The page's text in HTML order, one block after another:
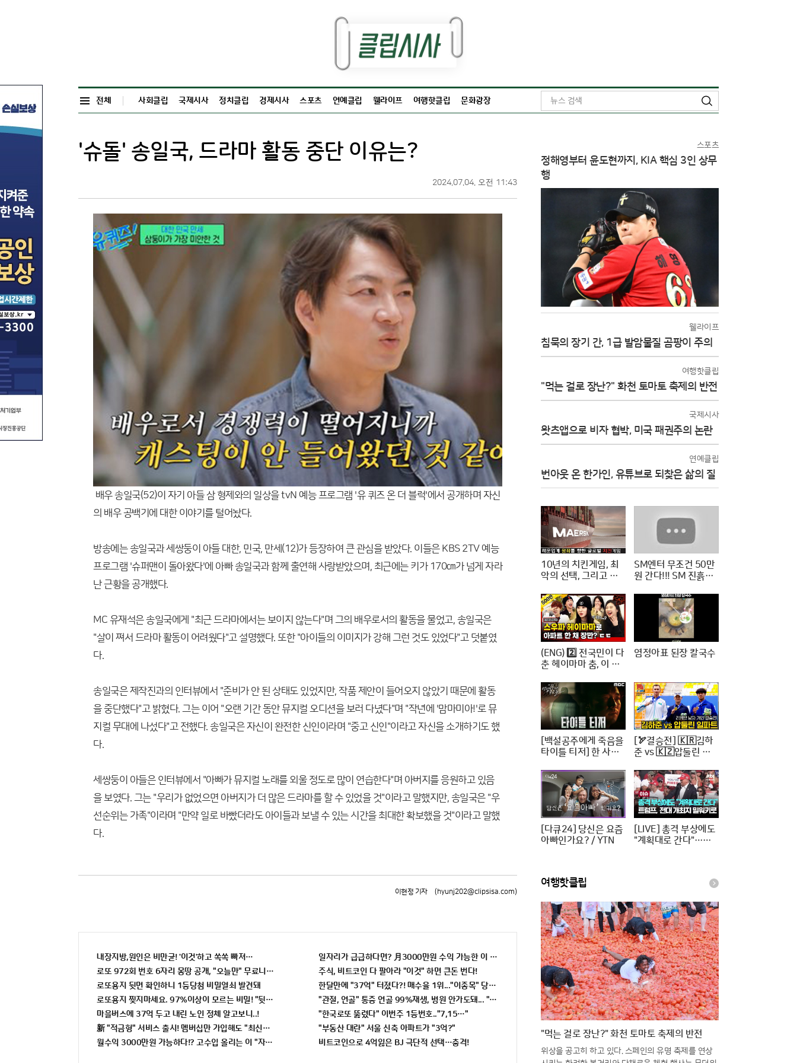
검
색
전체 사회클립 국제시사 정치클립 경제시사 스포츠 연예클립 웰라이프 여행핫클립 문화광장
'슈돌' 송일국, 드라마 활동 중단 이유는?
2024.07.04. 오전 11:43
배우 송일국(52)이 자기 아들 삼 형제와의 일상을 tvN 예능 프로그램 '유 퀴즈 온 더 블럭'에서 공개하며 자신
의 배우 공백기에 대한 이야기를 털어놨다.
방송에는 송일국과 세쌍둥이 아들 대한, 민국, 만세(12)가 등장하여 큰 관심을 받았다. 이들은 KBS 2TV 예능
프로그램 '슈퍼맨이 돌아왔다'에 아빠 송일국과 함께 출연해 사랑받았으며, 최근에는 키가 170㎝가 넘게 자라
난 근황을 공개했다.
MC 유재석은 송일국에게 "최근 드라마에서는 보이지 않는다"며 그의 배우로서의 활동을 물었고, 송일국은
"살이 쪄서 드라마 활동이 어려웠다"고 설명했다. 또한 "아이들의 이미지가 강해 그런 것도 있었다"고 덧붙였
다.
송일국은 제작진과의 인터뷰에서 "준비가 안 된 상태도 있었지만, 작품 제안이 들어오지 않았기 때문에 활동
을 중단했다"고 밝혔다. 그는 이어 "오랜 기간 동안 뮤지컬 오디션을 보러 다녔다"며 "작년에 '맘마미아!'로 뮤
지컬 무대에 나섰다"고 전했다. 송일국은 자신이 완전한 신인이라며 "중고 신인"이라고 자신을 소개하기도 했
다.
세쌍둥이 아들은 인터뷰에서 "아빠가 뮤지컬 노래를 외울 정도로 많이 연습한다"며 아버지를 응원하고 있음
을 보였다. 그는 "우리가 없었으면 아버지가 더 많은 드라마를 할 수 있었을 것"이라고 말했지만, 송일국은 "우
선순위는 가족"이라며 "만약 일로 바빴더라도 아이들과 보낼 수 있는 시간을 최대한 확보했을 것"이라고 말했
다.
이현정 기자 (hyunj202@clipsisa.com)
내장지방,원인은 비만균! '이것'하고 쏙쏙 빠져…
로또 972회 번호 6자리 몽땅 공개, "오늘만" 무료니까 꼭 오늘 확인하세요.
로또용지 뒷면 확인하니 1등당첨 비밀열쇠 발견돼
로또용지 찢지마세요. 97%이상이 모르는 비밀! "뒷면 비추면 번호 보인다!?"
마을버스에 37억 두고 내린 노인 정체 알고보니..!
新 "적금형" 서비스 출시! 멤버십만 가입해도 "최신가전" 선착순 100% 무료 경품지원!!
월수익 3000만원 가능하다!? 고수입 올리는 이 "자격증"에 몰리는 이유 알고보니…
일자리가 급급하다면? 月3000만원 수익 가능한 이 "자격증" 주목받고 있어..
주식, 비트코인 다 팔아라 "이것" 하면 큰돈 번다!
한달만에 "37억" 터졌다?! 매수율 1위..."이종목" 당장사라!
"관절, 연골" 통증 연골 99%재생, 병원 안가도돼... "충격"
"한국로또 뚫렸다" 이번주 1등번호.."7,15…"
"부동산 대란" 서울 신축 아파트가 "3억?"
비트코인으로 4억잃은 BJ 극단적 선택…충격!
스포츠
정해영부터 윤도현까지, KIA 핵심 3인 상무
행
웰라이프
침묵의 장기 간, 1급 발암물질 곰팡이 주의
여행핫클립
"먹는 걸로 장난?" 화천 토마토 축제의 반전
국제시사
왓츠앱으로 비자 협박, 미국 패권주의 논란
연예클립
번아웃 온 한가인, 유튜브로 되찾은 삶의 질
10년의 치킨게임, 최
악의 선택, 그리고 한
SM엔터 무조건 50만
원 간다!!! SM 진흙탕
(ENG) 2️⃣ 전국민이 다
춘 헤이마마 춤, 이 정
아파트 한 채는 마련하
셨겠지? (순수한 궁금
증) / [문명특급 EP.22
2-2]
염정아표 된장 칼국수
[백설공주에게 죽음을
타이틀 티저] 한 사람
가뜨린 살인사건, MB
C 240816 방송
[🏹결승전] 🇰🇷김하
준 vs 🇰🇿압둘린 일
인 [2024 WAA 아시
아컵 3차 양궁대회]
[다큐24] 당신은 요즘
아빠인가요? / YTN
[LIVE] 총격 부상에도
"계획대로 간다"…트
여행핫클립
"먹는 걸로 장난?" 화천 토마토 축제의 반전
위상을 공고히 하고 있다. 스페인의 유명 축제를 연상